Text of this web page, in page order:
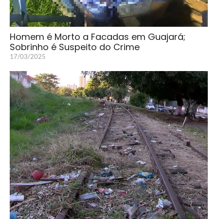
Homem é Morto a Facadas em Guajará;
Sobrinho é Suspeito do Crime
17/03/2025